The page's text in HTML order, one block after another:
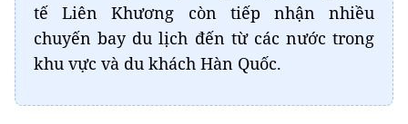
tế Liên Khương còn tiếp nhận nhiều
chuyến bay du lịch đến từ các nước trong
khu vực và du khách Hàn Quốc.